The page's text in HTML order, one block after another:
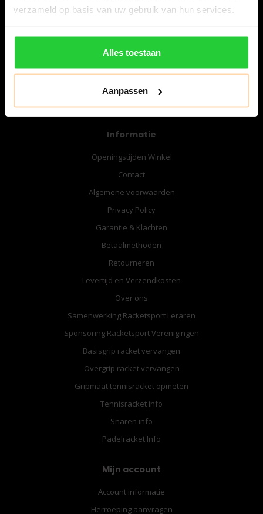
verzameld op basis van uw gebruik van hun services.
Alles toestaan
Aanpassen
06-57276080
info@bespanracket.nl
Informatie
Openingstijden Winkel
Contact
Algemene voorwaarden
Privacy Policy
Garantie & Klachten
Betaalmethoden
Retourneren
Levertijd en Verzendkosten
Over ons
Samenwerking Racketsport Leraren
Sponsoring Racketsport Verenigingen
Basisgrip racket vervangen
Overgrip racket vervangen
Gripmaat tennisracket opmeten
Tennisracket info
Snaren info
Padelracket Info
Mijn account
Account informatie
Herroeping aanvragen